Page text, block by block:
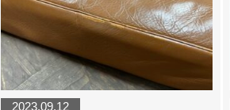
2023.09.12